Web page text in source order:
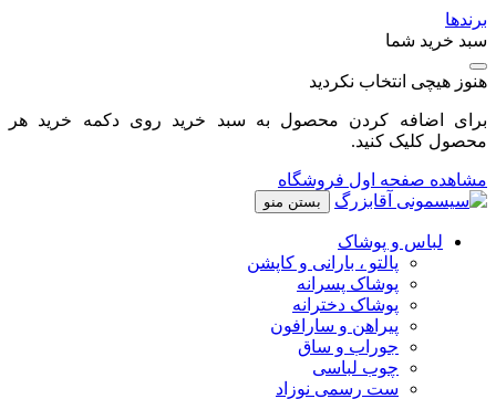
برندها
سبد خرید شما
هنوز هیچی انتخاب نکردید
برای اضافه کردن محصول به سبد خرید روی دکمه خرید هر
محصول کلیک کنید.
مشاهده صفحه اول فروشگاه
بستن منو
لباس و پوشاک
پالتو ، بارانی و کاپشن
پوشاک پسرانه
پوشاک دخترانه
پیراهن و سارافون
جوراب و ساق
چوب لباسی
ست رسمی نوزاد